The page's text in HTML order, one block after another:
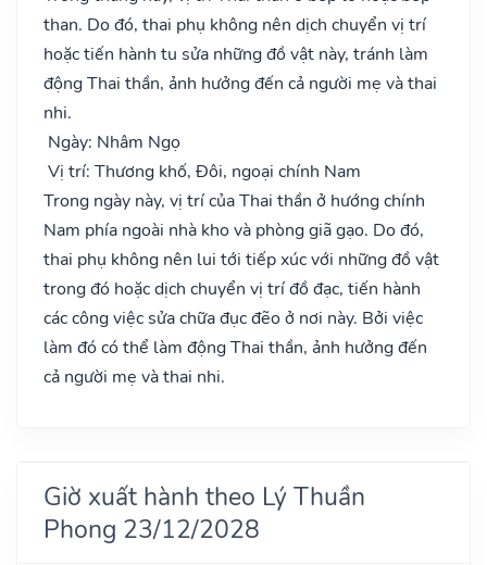
than. Do đó, thai phụ không nên dịch chuyển vị trí
hoặc tiến hành tu sửa những đồ vật này, tránh làm
động Thai thần, ảnh hưởng đến cả người mẹ và thai
nhi.
Ngày: Nhâm Ngọ
Vị trí: Thương khố, Đôi, ngoại chính Nam
Trong ngày này, vị trí của Thai thần ở hướng chính
Nam phía ngoài nhà kho và phòng giã gạo. Do đó,
thai phụ không nên lui tới tiếp xúc với những đồ vật
trong đó hoặc dịch chuyển vị trí đồ đạc, tiến hành
các công việc sửa chữa đục đẽo ở nơi này. Bởi việc
làm đó có thể làm động Thai thần, ảnh hưởng đến
cả người mẹ và thai nhi.
Giờ xuất hành theo Lý Thuần
Phong 23/12/2028